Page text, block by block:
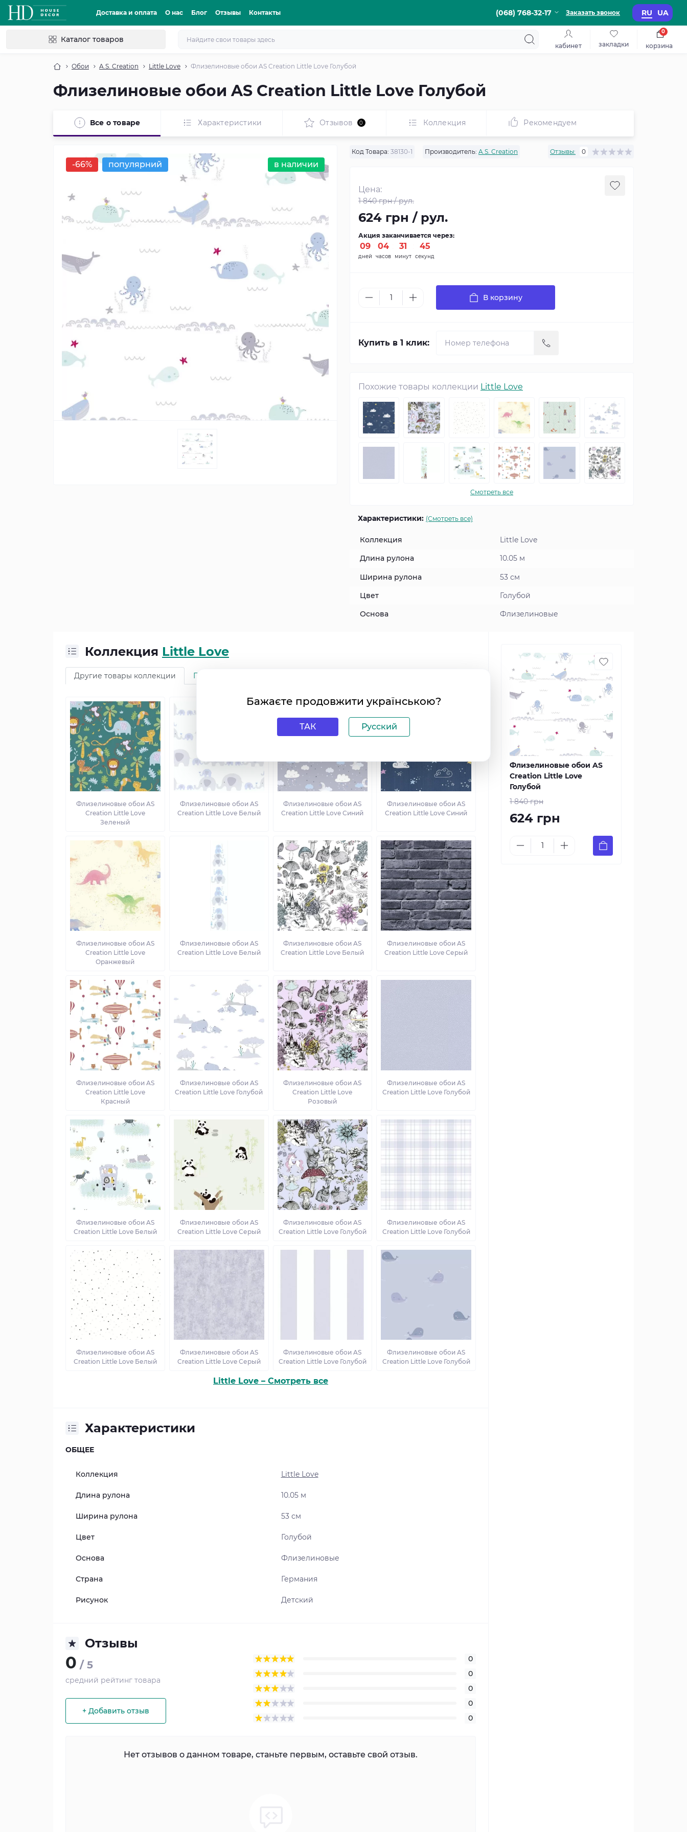
Доставка и оплата О нас Блог Отзывы Контакты (068) 768-32-17 Заказать звонок RU UA
Каталог товаров
кабинет закладки корзина
0
Обои A.S. Creation Little Love Флизелиновые обои AS Creation Little Love Голубой
Флизелиновые обои AS Creation Little Love Голубой
Все о товаре Характеристики Отзывов 0 Коллекция Рекомендуем
-66% популярний в наличии
Код Товара: 38130-1 Производитель: A.S. Creation Отзывы: 0
Цена:
1 840 грн / рул.
624 грн / рул.
Акция заканчивается через:
09
дней
04
часов
31
минут
44
секунд
В корзину
Купить в 1 клик:
Похожие товары коллекции Little Love
Смотреть все
Характеристики: (Смотреть все)
Коллекция Little Love
Длина рулона 10.05 м
Ширина рулона 53 см
Цвет Голубой
Основа Флизелиновые
Коллекция Little Love
Другие товары коллекции Про коллекцию
Флизелиновые обои AS
Creation Little Love
Зеленый
Флизелиновые обои AS
Creation Little Love Белый
Флизелиновые обои AS
Creation Little Love Синий
Флизелиновые обои AS
Creation Little Love Синий
Флизелиновые обои AS
Creation Little Love
Оранжевый
Флизелиновые обои AS
Creation Little Love Белый
Флизелиновые обои AS
Creation Little Love Белый
Флизелиновые обои AS
Creation Little Love Серый
Флизелиновые обои AS
Creation Little Love
Красный
Флизелиновые обои AS
Creation Little Love Голубой
Флизелиновые обои AS
Creation Little Love
Розовый
Флизелиновые обои AS
Creation Little Love Голубой
Флизелиновые обои AS
Creation Little Love Белый
Флизелиновые обои AS
Creation Little Love Серый
Флизелиновые обои AS
Creation Little Love Голубой
Флизелиновые обои AS
Creation Little Love Голубой
Флизелиновые обои AS
Creation Little Love Белый
Флизелиновые обои AS
Creation Little Love Серый
Флизелиновые обои AS
Creation Little Love Голубой
Флизелиновые обои AS
Creation Little Love Голубой
Little Love – Смотреть все
Характеристики
ОБЩЕЕ
Коллекция Little Love
Длина рулона 10.05 м
Ширина рулона 53 см
Цвет Голубой
Основа Флизелиновые
Страна Германия
Рисунок Детский
Отзывы
0 / 5
средний рейтинг товара
+ Добавить отзыв
0
0
0
0
0
Нет отзывов о данном товаре, станьте первым, оставьте свой отзыв.
Флизелиновые обои AS
Creation Little Love
Голубой
1 840 грн
624 грн
Бажаєте продовжити українською?
ТАК Русский